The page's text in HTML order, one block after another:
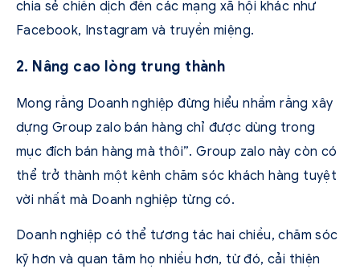
chia sẻ chiến dịch đến các mạng xã hội khác như
Facebook, Instagram và truyền miệng.
2. Nâng cao lòng trung thành
Mong rằng Doanh nghiệp đừng hiểu nhầm rằng xây
dựng Group zalo bán hàng chỉ được dùng trong
mục đích bán hàng mà thôi”. Group zalo này còn có
thể trở thành một kênh chăm sóc khách hàng tuyệt
vời nhất mà Doanh nghiệp từng có.
Doanh nghiệp có thể tương tác hai chiều, chăm sóc
kỹ hơn và quan tâm họ nhiều hơn, từ đó, cải thiện